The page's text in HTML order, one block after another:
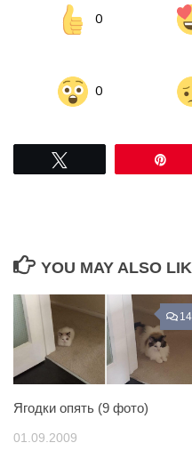
0
0
YOU MAY ALSO
14
Ягодки опять (9 фото)
01.09.2009